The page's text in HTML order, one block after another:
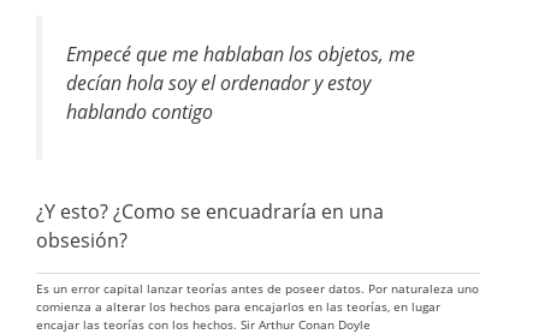
Empecé que me hablaban los objetos, me
decían hola soy el ordenador y estoy
hablando contigo
¿Y esto? ¿Como se encuadraría en una
obsesión?
Es un error capital lanzar teorías antes de poseer datos. Por naturaleza uno
comienza a alterar los hechos para encajarlos en las teorías, en lugar
encajar las teorías con los hechos. Sir Arthur Conan Doyle